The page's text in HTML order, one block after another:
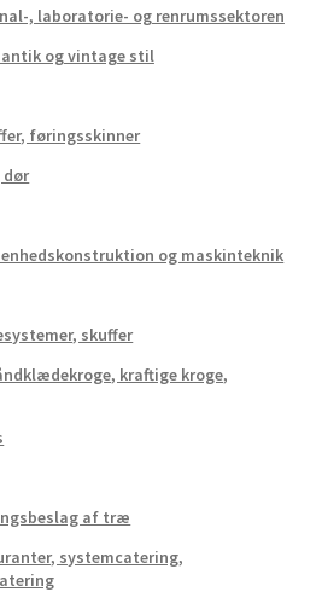
, laboratorie- og renrumssektoren
antik og vintage stil
føringsskinner
dør
og maskinteknik
skuffer
kraftige kroge,
af træ
systemcatering,